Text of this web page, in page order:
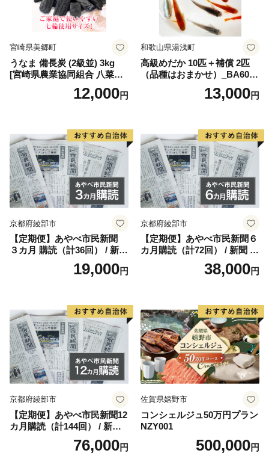
We have taken on the challenge of “building a community
for mutual support in raising children”. and we are
promoting community development with the private
sector.
The "En Musubi Project" that has been carried out in the
Transport and Tourism Award It has attracted the attention
宮崎県美郷町
うなま 備長炭 (2級並) 3kg
[宮崎県農業協同組合 八菜館
ひゅうが店 宮崎県 美郷町 31
ap0012] BBQ 七輪 焼肉 高火
ュー 宮崎県 産 送料無料
12,000円
和歌山県湯浅町
高級めだか 10匹＋補償 2匹
（品種はおまかせ）_BA6001
13,000円
京都府綾部市
【定期便】あやべ市民新聞
３カ月 購読（計36回） / 新聞
情報誌 定期購読 綾部市 / 株
式会社あやべ市民新聞社［B
19,000円
京都府綾部市
【定期便】あやべ市民新聞６
カ月購読（計72回） / 新聞 情
報誌 定期購読 綾部市 / 株式
会社あやべ市民新聞社［BSC
38,000円
京都府綾部市
【定期便】あやべ市民新聞12
カ月購読（計144回） / 新聞
情報誌 定期購読 綾部市 / 株
式会社あやべ市民新聞社［B
76,000円
佐賀県嬉野市
コンシェルジュ50万円プラン
NZY001
500,000円